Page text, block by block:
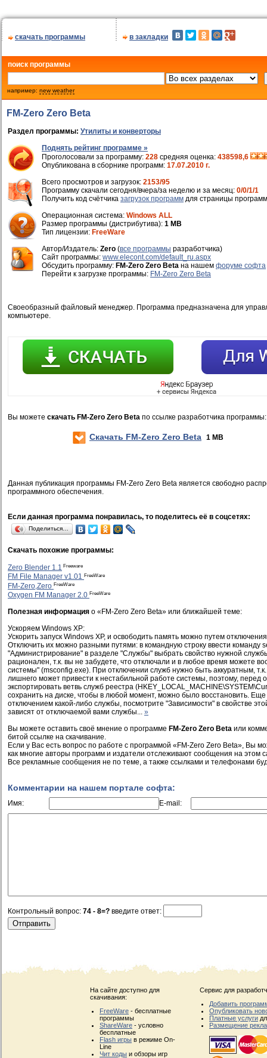
скачать программы в закладки
поиск программы
например: new weather
FM-Zero Zero Beta
Раздел программы: Утилиты и конверторы
Поднять рейтинг программе »
Проголосовали за программу: 228 средняя оценка: 438598,6
Опубликована в сборнике программ: 17.07.2010 г.
Всего просмотров и загрузок: 2153/95
Программу скачали сегодня/вчера/за неделю и за месяц: 0/0/1/1
Получить код счётчика загрузок программ для страницы
Операционная система: Windows ALL
Размер программы (дистрибутива): 1 MB
Тип лицензии: FreeWare
Автор/Издатель: Zero (все программы разработчика)
Cайт программы: www.elecont.com/default_ru.aspx
Обсудить программу: FM-Zero Zero Beta на нашем форуме софта
Перейти к загрузке программы: FM-Zero Zero Beta
Своеобразный файловый менеджер. Программа предназначена для
компьютере.
Вы можете скачать FM-Zero Zero Beta по ссылке разработчика программы:
Скачать FM-Zero Zero Beta 1 MB
Данная публикация программы FM-Zero Zero Beta является свободно
программного обеспечения.
Если данная программа понравилась, то поделитесь её в соцсетях:
Поделиться…
Скачать похожие программы:
Zero Blender 1.1 Freeware
FM File Manager v1.01 FreeWare
FM-Zero,Zero FreeWare
Oxygen FM Manager 2.0 FreeWare
Полезная информация о «FM-Zero Zero Beta» или ближайшей теме:
Ускоряем Windows XP:
Ускорить запуск Windows XP, и освободить память можно путем
Отключить их можно разными путями: в командную строку ввести команду
"Администрирование" в разделе "Службы" выбрать свойство нужной
рационален, т.к. вы не забудете, что отключали и в любое время можете
системы" (msconfig.exe). При отключении служб нужно быть аккуратным,
лишнего может привести к нестабильной работе системы, поэтому, перед
экспортировать ветвь служб реестра
сохранить на диске, чтобы в любой момент, можно было восстановить.
отключением какой-либо службы, посмотрите "Зависимости" в свойстве
зависят от отключаемой вами службы... »
Вы можете оставить своё мнение о программе FM-Zero Zero Beta или
битой ссылке на скачивание.
Если у Вас есть вопрос по работе с программой «FM-Zero Zero Beta», Вы
как многие авторы программ и издатели отслеживают сообщения на этом
Все рекламные сообщения не по теме, а также ссылками и телефонами
Комментарии на нашем портале софта:
Имя: E-mail:
Контрольный вопрос: 74 - 8=? введите ответ:
На сайте доступно для
скачивания:
FreeWare - бесплатные
программы
ShareWare - условно
бесплатные
Flash игры в режиме On-
Line
Чит коды и обзоры игр
Сервис для
Добавить
Опубликовать
Платные услуги
Размещение